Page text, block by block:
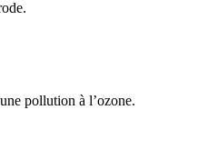
pollution à l’ozone.